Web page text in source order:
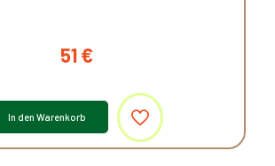
51€
In den Warenkorb